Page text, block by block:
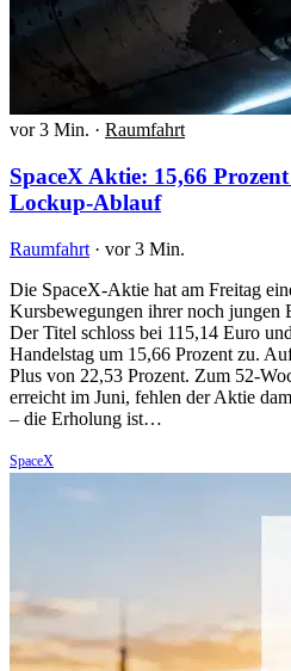
vor 3 Min. · Raumfahrt
SpaceX Aktie: 15,66
Lockup-Ablauf
Raumfahrt · vor 3 Min.
Die SpaceX-Aktie hat am Freitag
Kursbewegungen ihrer noch jungen
Der Titel schloss bei 115,14 Euro
Handelstag um 15,66 Prozent zu.
Plus von 22,53 Prozent. Zum 52-
erreicht im Juni, fehlen der Aktie
– die Erholung ist…
SpaceX